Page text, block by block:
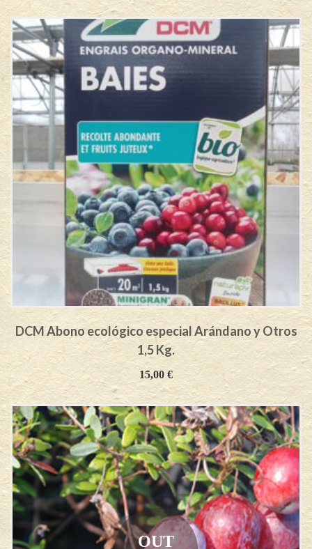
DCM Abono ecológico especial Arándano y Otros
1,5 Kg.
15,00€
OUT